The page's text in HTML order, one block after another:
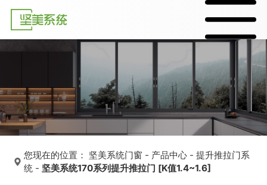
您现在的位置： 坚美系统门窗 - 产品中心 -提升推拉门系
统 - 坚美系统170系列提升推拉门 [K值1.4~1.6]